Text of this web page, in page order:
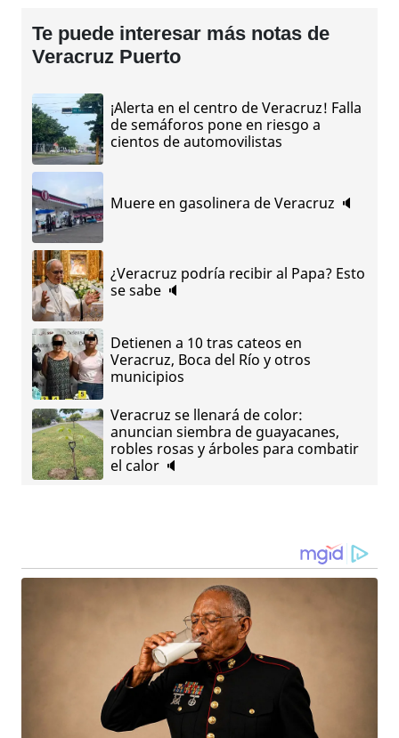
Te puede interesar más notas de
Veracruz Puerto
¡Alerta en el centro de Veracruz! Falla
de semáforos pone en riesgo a
cientos de automovilistas
Muere en gasolinera de Veracruz 🔈
¿Veracruz podría recibir al Papa? Esto
se sabe 🔈
Detienen a 10 tras cateos en
Veracruz, Boca del Río y otros
municipios
Veracruz se llenará de color:
anuncian siembra de guayacanes,
robles rosas y árboles para combatir
el calor 🔈